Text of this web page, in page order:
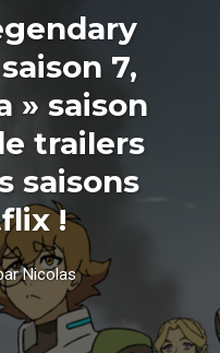
7,
» saison
trailers
saisons
!
Nicolas